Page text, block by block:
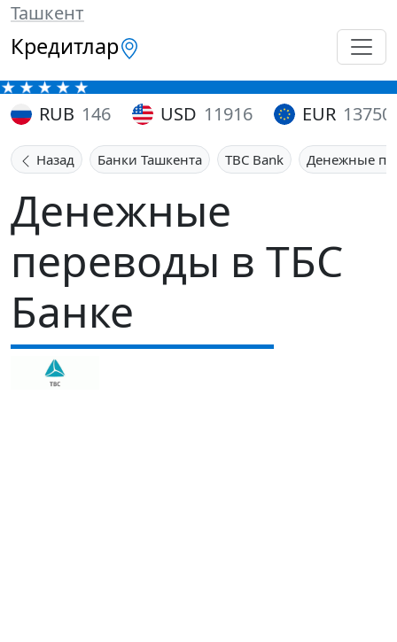
Ташкент
Кредитлар
RUB 146 USD 11916 EUR 13750
Назад Банки Ташкента TBC Bank Денежные
Денежные
переводы в ТБС
Банке